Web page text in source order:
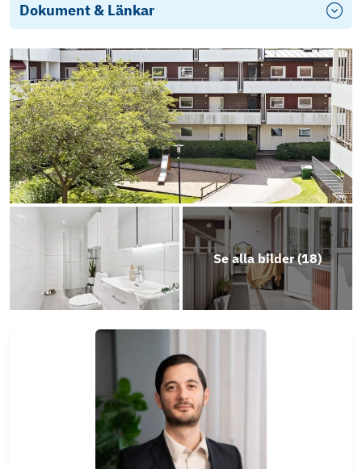
Dokument & Länkar
Objektsbeskrivning
Se alla bilder (18)